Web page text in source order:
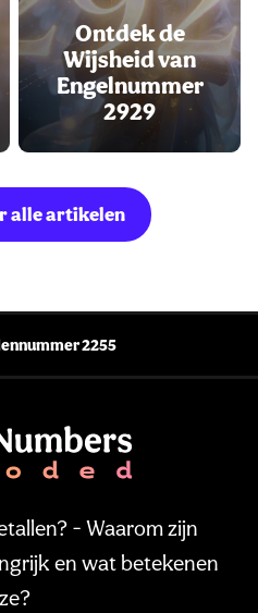
Ontdek de
Wijsheid van
Engelnummer
2929
alle artikelen
2255
- Waarom zijn
en wat betekenen
ze?